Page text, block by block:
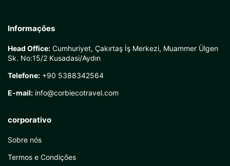
Informações
Head Office: Cumhuriyet, Çakırtaş İş Merkezi, Muammer Ülgen
Sk. No:15/2 Kusadasi/Aydın
Telefone: +90 5388342564
E-mail: info@corbiecotravel.com
corporativo
Sobre nós
Termos e Condições